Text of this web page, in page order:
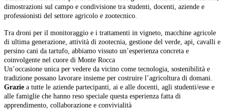
dimostrazioni sul campo e condivisione tra studenti, docenti, aziende e
professionisti del settore agricolo e zootecnico.
Tra droni per il monitoraggio e i trattamenti in vigneto, macchine agricole
di ultima generazione, attività di zootecnia, gestione del verde, api, cavalli e
persino cani da tartufo, abbiamo vissuto un’esperienza concreta e
coinvolgente nel cuore di Monte Rocca
Un’occasione unica per vedere da vicino come tecnologia, sostenibilità e
tradizione possano lavorare insieme per costruire l’agricoltura di domani.
Grazie a tutte le aziende partecipanti, ai e alle docenti, agli studenti/esse e
alle famiglie che hanno reso speciale questa esperienza fatta di
apprendimento, collaborazione e convivialità